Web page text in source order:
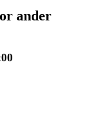
ander